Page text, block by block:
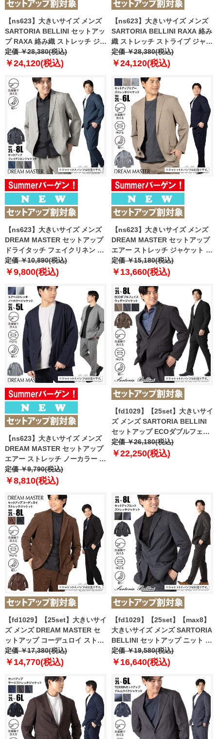
【ns623】大きいサイズ メンズ
SARTORIA BELLINI セットアッ
プ RAXA 絡み織 ストレッチ ジャ
ケット 春夏新作 tzjk-33b
【fre】
定価 ￥28,380(税込)
￥24,120(税込)
【ns623】大きいサイズ メンズ
SARTORIA BELLINI RAXA 絡み
織 ストレッチ ストライプ ジャケ
ット 春夏新作 tzjk-34 【fre】
定価 ￥28,380(税込)
￥24,120(税込)
【ns623】大きいサイズ メンズ
DREAM MASTER セットアップ
ドライタッチ フェイクリネン カ
ジュアル ジャケット 軽量 ウォッ
シャブル スマリラ 春夏新作 dm-
定価 ￥10,890(税込)
￥9,800(税込)
【ns623】大きいサイズ メンズ
DREAM MASTER セットアップ
エアー ストレッチ ジャケット 軽
量 ウォッシャブル スマリラ 春夏
新作 azs26342-sj 【fre】
定価 ￥15,180(税込)
￥13,660(税込)
【ns623】大きいサイズ メンズ
DREAM MASTER セットアップ
エアー ストレッチ ノーカラー ジ
ャケット 軽量 ウォッシャブル ス
マリラ 春夏新作 azs26342-sjn
定価 ￥9,790(税込)
￥8,810(税込)
【fd1029】【25set】大きいサイ
ズ メンズ SARTORIA BELLINI
セットアップ ECOダブルフェイ
スウェザー ストレッチ ジャケッ
ト 軽量 ウォッシャブル スマリラ
定価 ￥26,180(税込)
￥22,250(税込)
【fd1029】【25set】大きいサイ
ズ メンズ DREAM MASTER セ
ットアップ コーデュロイ ストレ
ッチ ジャケット 軽量 ウォッシャ
ブル スマリラ azw2518-sj2
定価 ￥17,380(税込)
￥14,770(税込)
【fd1029】【25set】【max8】
大きいサイズ メンズ SARTORIA
BELLINI セットアップ ニット ス
トレッチ ジャケット 軽量 ウォッ
シャブル スマリラ azw2535-sj
定価 ￥19,580(税込)
￥16,640(税込)